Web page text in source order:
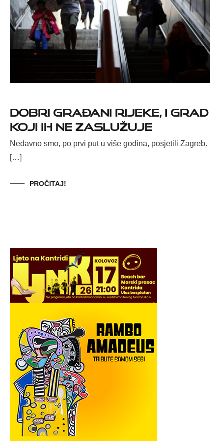
Dobri građani Rijeke, i grad
koji ih ne zaslužuje
Nedavno smo, po prvi put u više godina, posjetili Zagreb.
[…]
PROČITAJ!